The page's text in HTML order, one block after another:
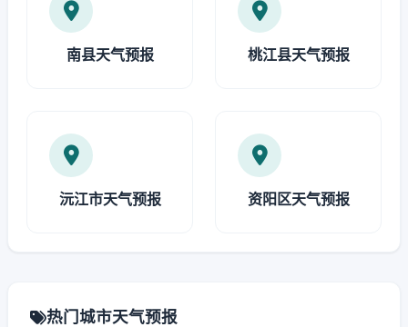
南县天气预报 桃江县天气预报
沅江市天气预报 资阳区天气预报
热门城市天气预报